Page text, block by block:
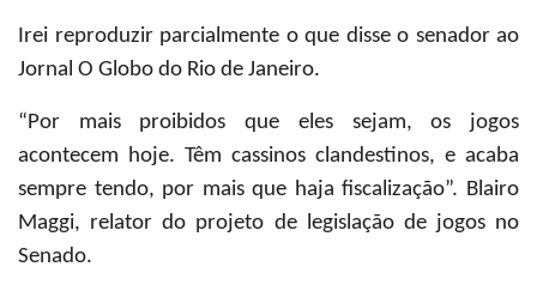
Irei reproduzir parcialmente o que disse o senador ao
Jornal O Globo do Rio de Janeiro.
“Por mais proibidos que eles sejam, os jogos
acontecem hoje. Têm cassinos clandestinos, e acaba
sempre tendo, por mais que haja fiscalização”. Blairo
Maggi, relator do projeto de legislação de jogos no
Senado.